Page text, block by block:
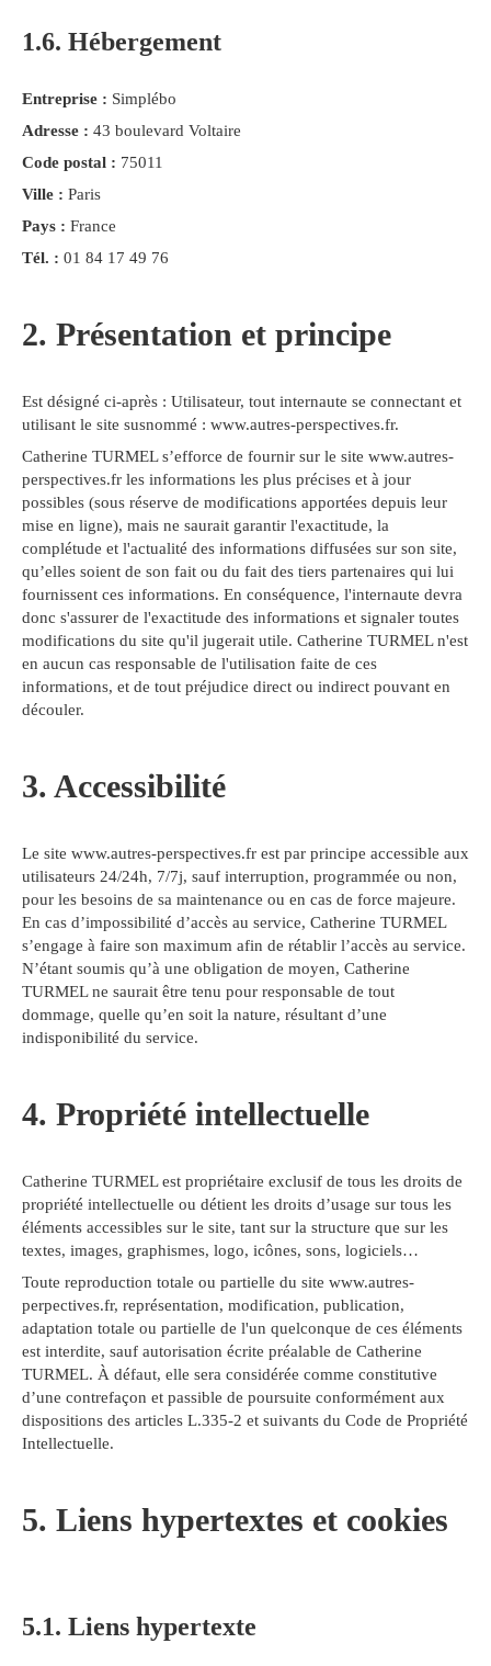
1.6. Hébergement
Entreprise : Simplébo
Adresse : 43 boulevard Voltaire
Code postal : 75011
Ville : Paris
Pays : France
Tél. : 01 84 17 49 76
2. Présentation et principe
Est désigné ci-après : Utilisateur, tout internaute se connectant et
utilisant le site susnommé : www.autres-perspectives.fr.
Catherine TURMEL s’efforce de fournir sur le site www.autres-
perspectives.fr les informations les plus précises et à jour
possibles (sous réserve de modifications apportées depuis leur
mise en ligne), mais ne saurait garantir l'exactitude, la
complétude et l'actualité des informations diffusées sur son site,
qu’elles soient de son fait ou du fait des tiers partenaires qui lui
fournissent ces informations. En conséquence, l'internaute devra
donc s'assurer de l'exactitude des informations et signaler toutes
modifications du site qu'il jugerait utile. Catherine TURMEL n'est
en aucun cas responsable de l'utilisation faite de ces
informations, et de tout préjudice direct ou indirect pouvant en
découler.
3. Accessibilité
Le site www.autres-perspectives.fr est par principe accessible aux
utilisateurs 24/24h, 7/7j, sauf interruption, programmée ou non,
pour les besoins de sa maintenance ou en cas de force majeure.
En cas d’impossibilité d’accès au service, Catherine TURMEL
s’engage à faire son maximum afin de rétablir l’accès au service.
N’étant soumis qu’à une obligation de moyen, Catherine
TURMEL ne saurait être tenu pour responsable de tout
dommage, quelle qu’en soit la nature, résultant d’une
indisponibilité du service.
4. Propriété intellectuelle
Catherine TURMEL est propriétaire exclusif de tous les droits de
propriété intellectuelle ou détient les droits d’usage sur tous les
éléments accessibles sur le site, tant sur la structure que sur les
textes, images, graphismes, logo, icônes, sons, logiciels…
Toute reproduction totale ou partielle du site www.autres-
perpectives.fr, représentation, modification, publication,
adaptation totale ou partielle de l'un quelconque de ces éléments
est interdite, sauf autorisation écrite préalable de Catherine
TURMEL. À défaut, elle sera considérée comme constitutive
d’une contrefaçon et passible de poursuite conformément aux
dispositions des articles L.335-2 et suivants du Code de Propriété
Intellectuelle.
5. Liens hypertextes et cookies
5.1. Liens hypertexte